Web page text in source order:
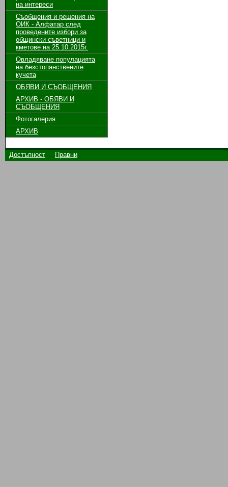
на интереси
Съобщения и решения на
ОИК - Алфатар след
проведените избори за
общински съветници и
кметове на 25.10.2015г.
Овладяване популацията
на безстопанствените
кучета
ОБЯВИ И СЪОБЩЕНИЯ
АРХИВ - ОБЯВИ И
СЪОБЩЕНИЯ
Фотогалерия
АРХИВ
Достъпност Правни